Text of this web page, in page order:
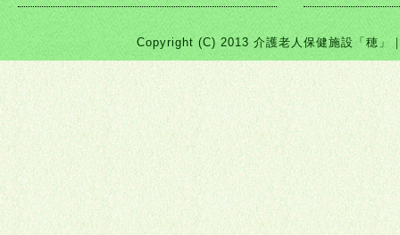
Copyright (C) 2013 介護老人保健施設「穂